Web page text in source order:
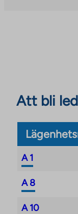
Att bli
A 1
A 8
A 10